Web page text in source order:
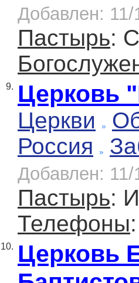
Добавлен:
Пастырь:
9. Церковь
Церкви
Россия
Добавлен:
Пастырь:
Телефоны
10. Церковь